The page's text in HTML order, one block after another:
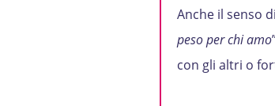
Anche il senso
peso per chi amo
con gli altri o